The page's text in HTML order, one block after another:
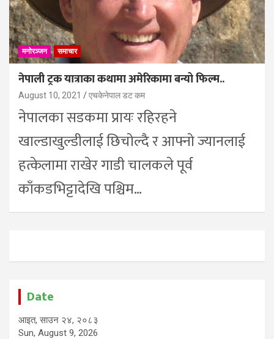
मनोरञ्जन समाचार
नेपाली ट्रक यात्राका कथामा अमेरिकामा बन्यो फिल्म..
August 10, 2021 एचकेनेपाल डट कम
नेपालका सडकमा प्रायः रहिरहने
खाल्डाखुल्डीलाई छिचोल्दै र आफ्नो ज्यानलाई
हत्केलामा राखेर गाडी चालकले पूर्व
काँकडभिट्टादेखि पश्चिम…
Date
आइत, साउन २४, २०८३
Sun, August 9, 2026